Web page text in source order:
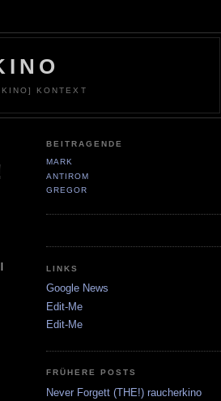
KONTEXT
BEITRAGENDE
MARK
ANTIROM
GREGOR
LINKS
Google News
Edit-Me
Edit-Me
FRÜHERE POSTS
Never Forgett (THE!) raucherkino